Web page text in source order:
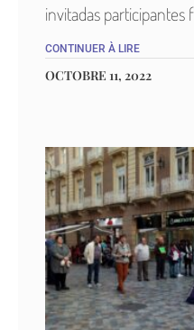
invitadas participantes
CONTINUER À LIRE
OCTOBRE 11, 2022